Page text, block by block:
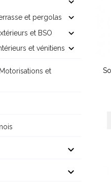
et pergolas 
et BSO 
et vénitiens 
et

